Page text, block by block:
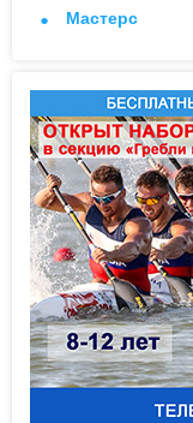
Мастерс